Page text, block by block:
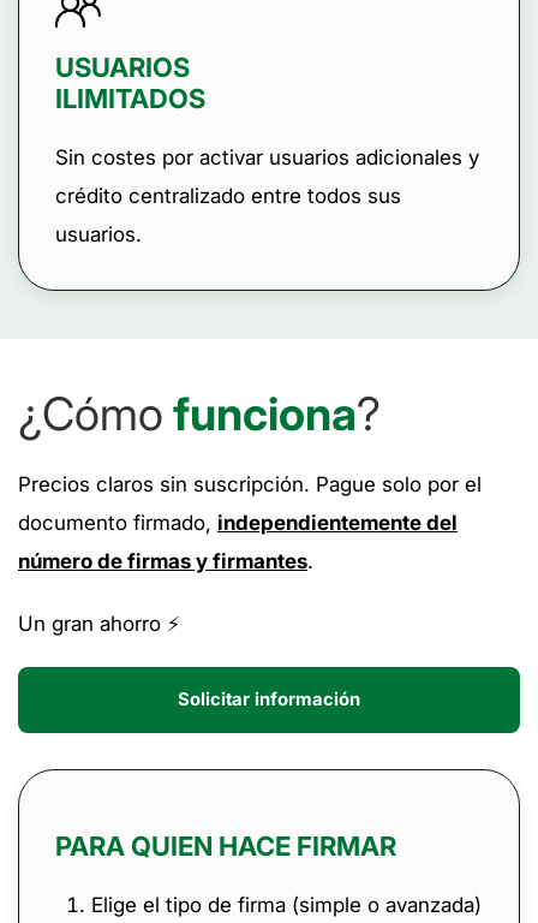
USUARIOS
ILIMITADOS
Sin costes por activar usuarios adicionales y
crédito centralizado entre todos sus
usuarios.
¿Cómofunciona?
Precios claros sin suscripción. Pague solo por el
documento firmado, independientemente del
número de firmas y firmantes.
Un gran ahorro ⚡️
Solicitar información
PARA QUIEN HACE FIRMAR
Elige el tipo de firma (simple o avanzada)